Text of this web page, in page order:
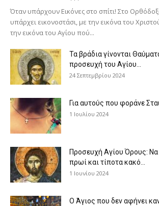
Όταν υπάρχουν Εικόνες στο σπίτι! Στο
υπάρχει εικονοστάσι, με την εικόνα του
την εικόνα του Αγίου πού...
Τα βράδια γίνονται
προσευχή του Αγίου...
24 Σεπτεμβρίου 2024
Για αυτούς που φοράνε
1 Ιουλίου 2024
Προσευχή Αγίου Όρους: Να
πρωί και τίποτα κακό...
1 Ιουνίου 2024
Ο Άγιος που δεν αφήνει